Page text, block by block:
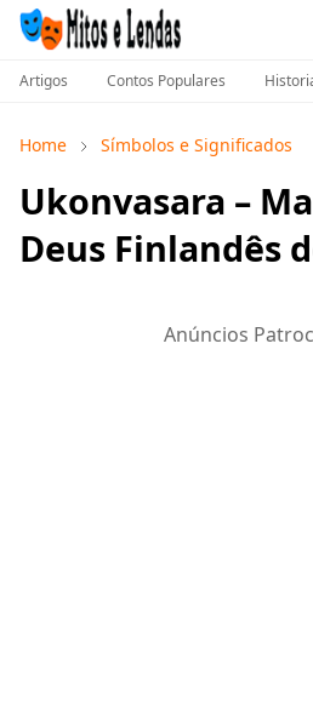
Artigos Contos Populares
Home Símbolos e Significados
Ukonvasara –
Deus Finlandês
Anúncios